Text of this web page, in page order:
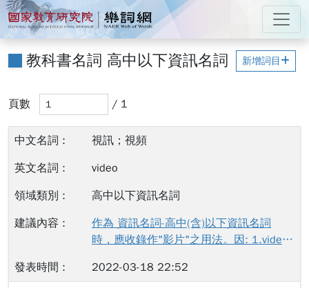
跳到主要內容
:::
國家教育研究院 樂詞網
教科書名詞 高中以下資訊名詞 新增詞目
輸入頁碼後，當您離開此輸入框（例如按 Tab 鍵或點擊其他
頁數 頁數 / 1
搜尋結果已更新
視訊；視頻
video
高中以下資訊名詞
作為 資訊名詞-高中(含)以下資訊名詞
時，應收錄作"影片"之用法。因: 1.video
2.非用來指稱video frequency
2022-03-18 22:52